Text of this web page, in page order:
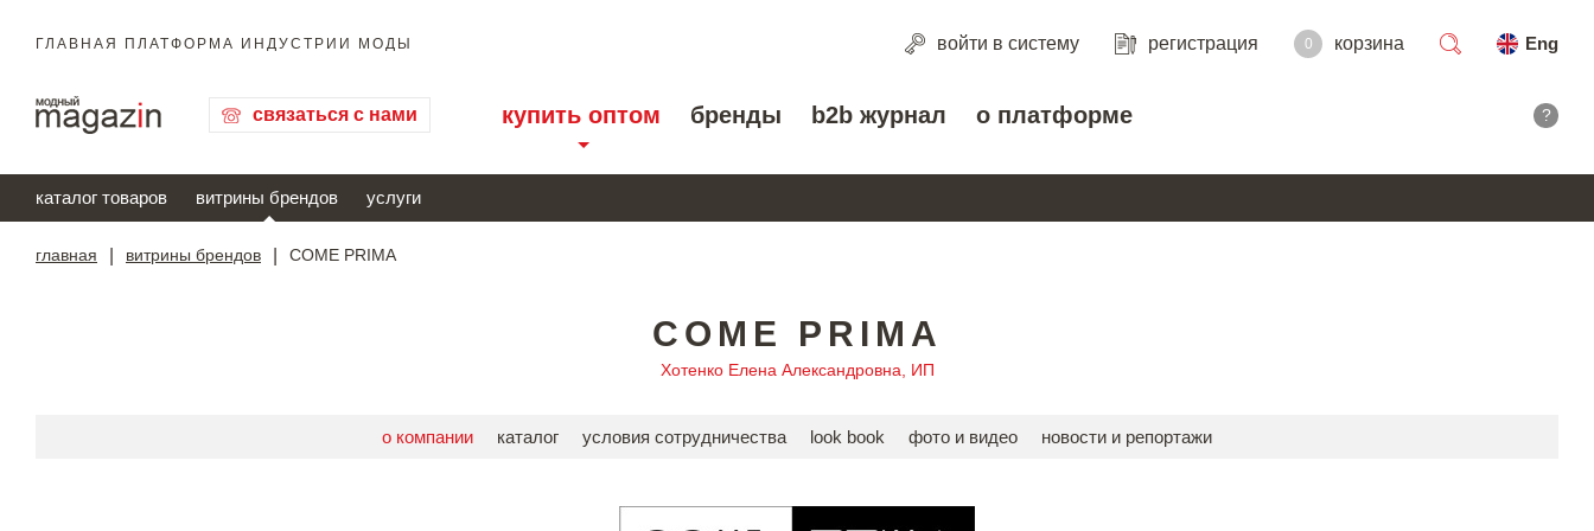
ГЛАВНАЯ ПЛАТФОРМА ИНДУСТРИИ МОДЫ войти в систему регистрация 0 корзина
Eng
связаться с нами купить оптом бренды b2b журнал о платформе ?
каталог товаров витрины брендов услуги
главная витрины брендов COME PRIMA
COME PRIMA
Хотенко Елена Александровна, ИП
о компании каталог условия сотрудничества look book фото и видео новости и репортажи